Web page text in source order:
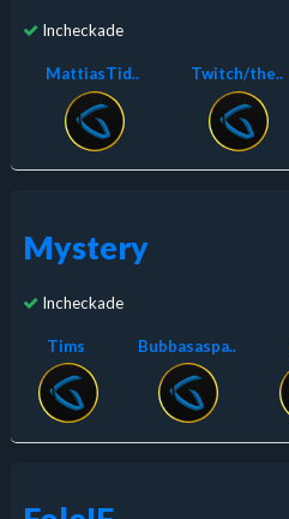
Incheckade
MattiasTid.. Twitch/the..
Mystery
Incheckade
Tims Bubbasaspa..